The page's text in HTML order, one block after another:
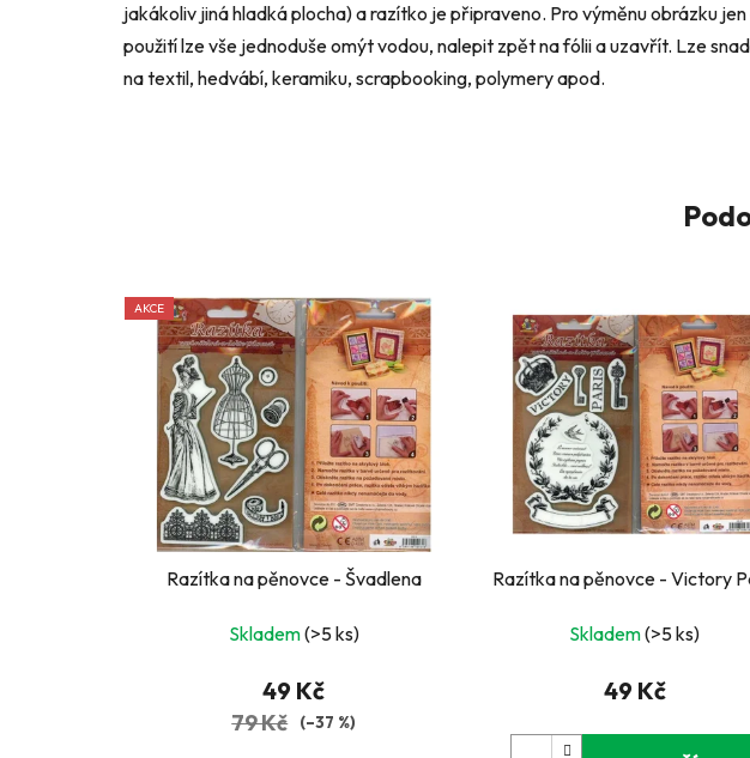
jakákoliv jiná hladká plocha) a razítko je připraveno. Pro výměnu obrázku
použití lze vše jednoduše omýt vodou, nalepit zpět na fólii a uzavřít. Lze
na textil, hedvábí, keramiku, scrapbooking, polymery apod.
AKCE
Razítka na pěnovce - Švadlena
Skladem(>5 ks)
49 Kč
79 Kč (–37 %)
Razítka na pěnovce - Victory
Skladem(>5 ks)
49 Kč